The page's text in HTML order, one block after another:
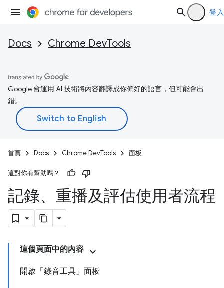
登入
Docs Chrome DevTools
Google 會運用 AI 技術將內容翻譯成你偏好的語言，但可能會出
錯。
首頁 Docs Chrome DevTools 面板
這對你有幫助嗎？
記錄、重播及評估使用者流程
這個頁面中的內容
開啟「錄音工具」面板